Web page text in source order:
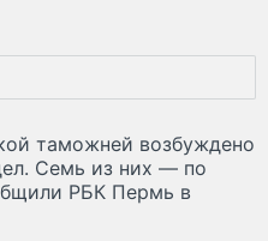
таможней возбуждено
Семь из них — по
РБК Пермь в